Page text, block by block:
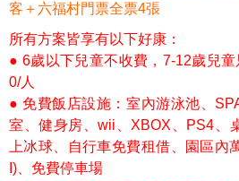
客＋六福村門票全票4張
所有方案皆享有以下好康：
● 6歲以下兒童不收費，7-12歲兒
0/人
● 免費飯店設施：室內游泳池、
室、健身房、wii、XBOX、PS4、
上冰球、自行車免費租借、園區內
I)、免費停車場